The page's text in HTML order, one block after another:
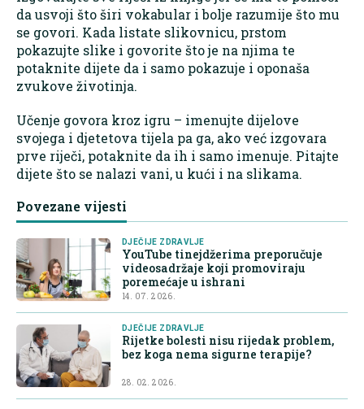
da usvoji što širi vokabular i bolje razumije što mu
se govori. Kada listate slikovnicu, prstom
pokazujte slike i govorite što je na njima te
potaknite dijete da i samo pokazuje i oponaša
zvukove životinja.
Učenje govora kroz igru – imenujte dijelove
svojega i djetetova tijela pa ga, ako već izgovara
prve riječi, potaknite da ih i samo imenuje. Pitajte
dijete što se nalazi vani, u kući i na slikama.
Povezane vijesti
DJEČIJE ZDRAVLJE
YouTube tinejdžerima preporučuje
videosadržaje koji promoviraju
poremećaje u ishrani
14. 07. 2026.
DJEČIJE ZDRAVLJE
Rijetke bolesti nisu rijedak problem,
bez koga nema sigurne terapije?
28. 02. 2026.